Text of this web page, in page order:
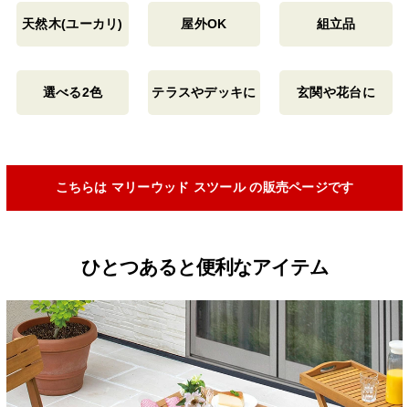
天然木(ユーカリ) 屋外OK 組立品
選べる2色 テラスやデッキに 玄関や花台に
こちらは マリーウッド スツール の販売ページです
ひとつあると便利なアイテム